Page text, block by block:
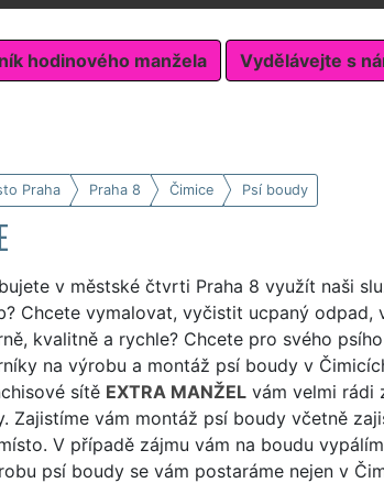
hodinového manžela Vydělávejte s
Praha Praha 8 Čimice Psí boudy
v městské čtvrti Praha 8 využít naši
Chcete vymalovat, vyčistit ucpaný
kvalitně a rychle? Chcete pro svého
na výrobu a montáž psí boudy v
sítě EXTRA MANŽELvám velmi rádi
Zajistíme vám montáž psí boudy včetně
V případě zájmu vám na boudu
psí boudy se vám postaráme nejen v